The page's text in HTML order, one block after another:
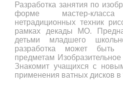
Разработка занятия по
форме мастер-
нетрадиционных техник
рамках декады МО.
детьми младшего
разработка может быть
предметам
Знакомит учащихся с
применения ватных дисков в